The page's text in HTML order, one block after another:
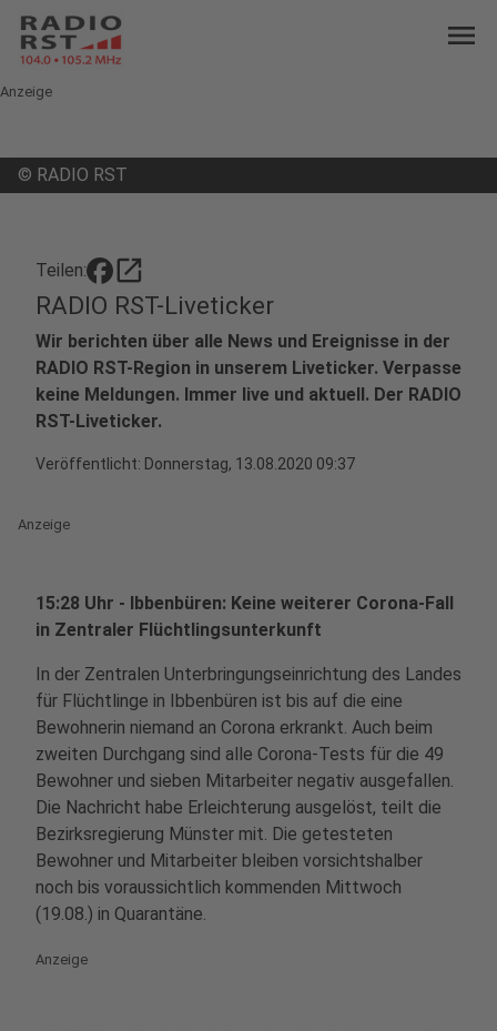
menu
Anzeige
© RADIO RST
Teilen: open_in_new
RADIO RST-Liveticker
Wir berichten über alle News und Ereignisse in der
RADIO RST-Region in unserem Liveticker. Verpasse
keine Meldungen. Immer live und aktuell. Der RADIO
RST-Liveticker.
Veröffentlicht: Donnerstag, 13.08.2020 09:37
Anzeige
15:28 Uhr - Ibbenbüren: Keine weiterer Corona-Fall
in Zentraler Flüchtlingsunterkunft
In der Zentralen Unterbringungseinrichtung des Landes
für Flüchtlinge in Ibbenbüren ist bis auf die eine
Bewohnerin niemand an Corona erkrankt. Auch beim
zweiten Durchgang sind alle Corona-Tests für die 49
Bewohner und sieben Mitarbeiter negativ ausgefallen.
Die Nachricht habe Erleichterung ausgelöst, teilt die
Bezirksregierung Münster mit. Die getesteten
Bewohner und Mitarbeiter bleiben vorsichtshalber
noch bis voraussichtlich kommenden Mittwoch
(19.08.) in Quarantäne.
Anzeige